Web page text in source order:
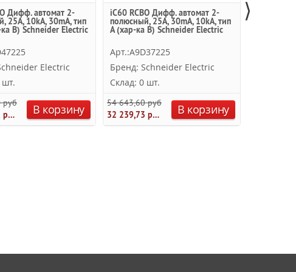
Дифф. автомат 2-
25А, 10kА, 30mA, тип
B) Schneider Electric
Electric
шт.
35 562,61 руб.
В корзину
iC60 RCBO Дифф. автомат 2-
полюсный, 25A, 30mA, 10kА, тип
A (хар-ка В) Schneider Electric
Арт.:A9D37225
Бренд: Schneider Electric
Склад: 0 шт.
54 643,60 руб.
32 239,73 руб.
В корзину
⟩